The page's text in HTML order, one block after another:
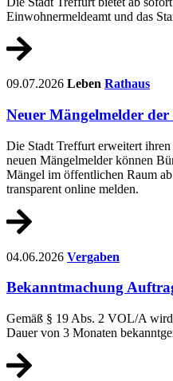
Einwohnermeldeamt und das
09.07.2026 Leben Rathaus
Neuer Mängelmelder
Die Stadt Treffurt erweitert
neuen Mängelmelder können
Mängel im öffentlichen Raum
transparent online melden.
04.06.2026 Vergaben
Bekanntmachung
Gemäß § 19 Abs. 2 VOL/A
Dauer von 3 Monaten